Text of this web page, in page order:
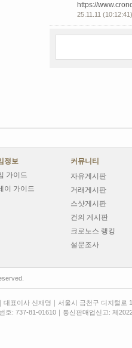
https://
25.11.11 (10:12:41)
정보
가이드
이 가이드
커뮤니티
자유게시판
거래게시판
스샷게시판
건의 게시판
크로노스 랭킹
설문조사
대표이사 신재명｜서울시 금천구 디지털로
호: 737-81-01610｜통신판매업신고: 제